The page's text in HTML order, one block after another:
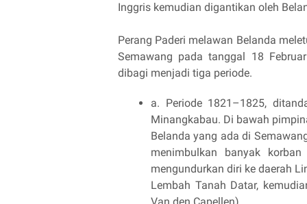
Inggris kemudian digantikan oleh
Perang Paderi melawan Belanda
Semawang pada tanggal 18
dibagi menjadi tiga periode.
a. Periode 1821–1825,
Minangkabau. Di bawah
Belanda yang ada di
menimbulkan banyak
mengundurkan diri ke daerah
Lembah Tanah Datar,